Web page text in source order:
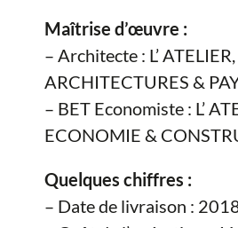
Maîtrise d’œuvre :
– Architecte : L’ ATELIER,
ARCHITECTURES &
– BET Economiste : L’
ECONOMIE &
Quelques chiffres :
– Date de livraison :